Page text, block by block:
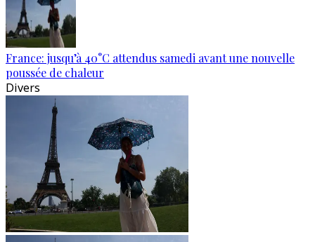
France: jusqu’à 40°C attendus samedi avant une nouvelle
poussée de chaleur
Divers